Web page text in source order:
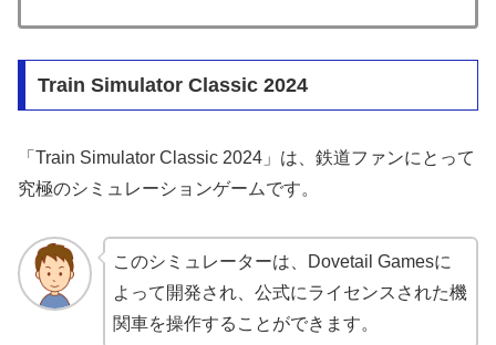
Train Simulator Classic 2024
「Train Simulator Classic 2024」は、鉄道ファンにとって
究極のシミュレーションゲームです。
このシミュレーターは、Dovetail Gamesに
よって開発され、公式にライセンスされた機
関車を操作することができます。